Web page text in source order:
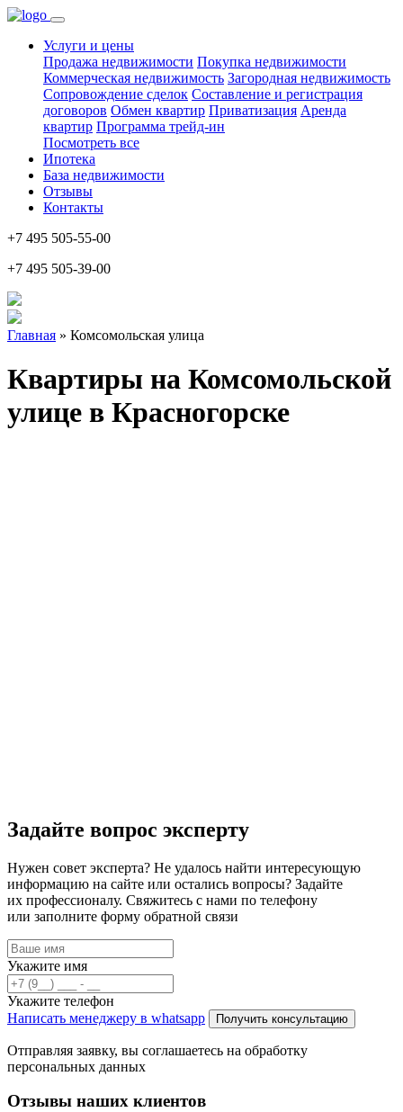
Услуги и цены
Продажа недвижимости Покупка недвижимости
Коммерческая недвижимость Загородная недвижимость
Сопровождение сделок Составление и регистрация
договоров Обмен квартир Приватизация Аренда
квартир Программа трейд-ин
Посмотреть все
Ипотека
База недвижимости
Отзывы
Контакты
+7 495 505-55-00
+7 495 505-39-00
Главная » Комсомольская улица
Квартиры на Комсомольской
улице в Красногорске
Задайте вопрос эксперту
Нужен совет эксперта? Не удалось найти интересующую
информацию на сайте или остались вопросы? Задайте
их профессионалу. Свяжитесь с нами по телефону
или заполните форму обратной связи
Укажите имя
Укажите телефон
Написать менеджеру в whatsapp
Получить консультацию
Отправляя заявку, вы соглашаетесь на обработку
персональных данных
Отзывы наших клиентов